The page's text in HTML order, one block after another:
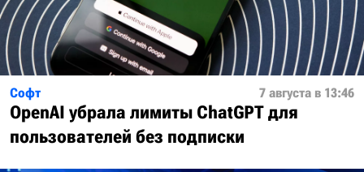
Софт 7 августа в 13:46
OpenAI убрала лимиты ChatGPT для
пользователей без подписки